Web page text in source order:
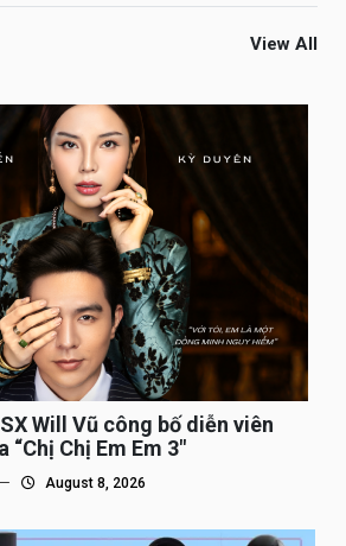
View All
Will Vũ công bố diễn viên
Chị Em Em 3″
August 8, 2026